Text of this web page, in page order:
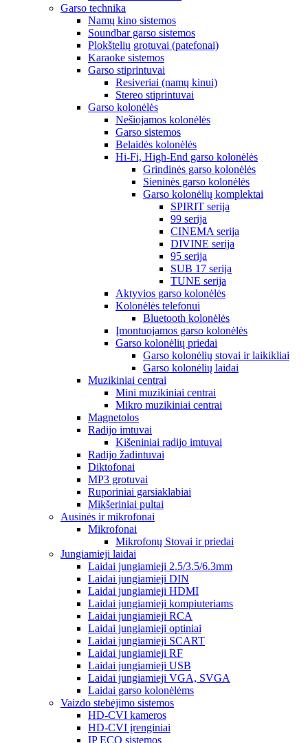
Garso technika
Namų kino sistemos
Soundbar garso sistemos
Plokštelių grotuvai (patefonai)
Karaoke sistemos
Garso stiprintuvai
Resiveriai (namų kinui)
Stereo stiprintuvai
Garso kolonėlės
Nešiojamos kolonėlės
Garso sistemos
Belaidės kolonėlės
Hi-Fi, High-End garso kolonėlės
Grindinės garso kolonėlės
Sieninės garso kolonėlės
Garso kolonėlių komplektai
SPIRIT serija
99 serija
CINEMA serija
DIVINE serija
95 serija
SUB 17 serija
TUNE serija
Aktyvios garso kolonėlės
Kolonėlės telefonui
Bluetooth kolonėlės
Įmontuojamos garso kolonėlės
Garso kolonėlių priedai
Garso kolonėlių stovai ir laikikliai
Garso kolonėlių laidai
Muzikiniai centrai
Mini muzikiniai centrai
Mikro muzikiniai centrai
Magnetolos
Radijo imtuvai
Kišeniniai radijo imtuvai
Radijo žadintuvai
Diktofonai
MP3 grotuvai
Ruporiniai garsiaklabiai
Mikšeriniai pultai
Ausinės ir mikrofonai
Mikrofonai
Mikrofonų Stovai ir priedai
Jungiamieji laidai
Laidai jungiamieji 2.5/3.5/6.3mm
Laidai jungiamieji DIN
Laidai jungiamieji HDMI
Laidai jungiamieji kompiuteriams
Laidai jungiamieji RCA
Laidai jungiamieji optiniai
Laidai jungiamieji SCART
Laidai jungiamieji RF
Laidai jungiamieji USB
Laidai jungiamieji VGA, SVGA
Laidai garso kolonėlėms
Vaizdo stebėjimo sistemos
HD-CVI kameros
HD-CVI įrenginiai
IP ECO sistemos